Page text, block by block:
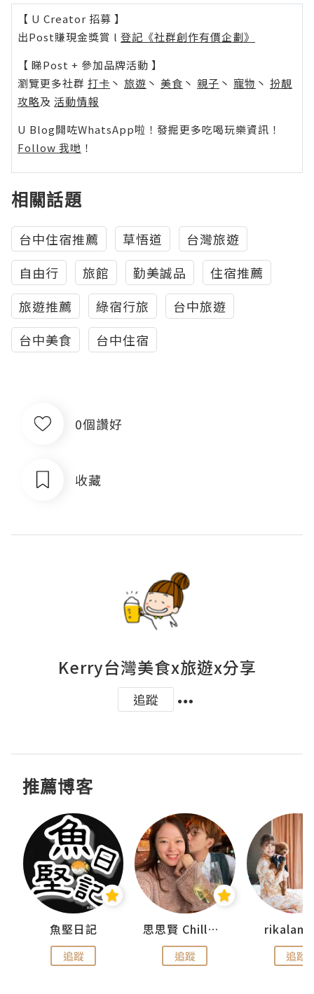
【 U Creator 招募 】
出Post賺現金獎賞 l 登記《社群創作有價企劃》
【 睇Post + 參加品牌活動 】
瀏覽更多社群 打卡 丶 旅遊 丶 美食 丶 親子 丶 寵物 丶 扮靚
攻略及 活動情報
U Blog開咗WhatsApp啦！發掘更多吃喝玩樂資訊！
Follow 我哋 ！
相關話題
台中住宿推薦 草悟道
台灣旅遊
自由行
旅館 勤美誠品
住宿推薦
旅遊推薦
綠宿行旅
台中旅遊
台中美食
台中住宿
0個讚好
收藏
Kerry台灣美食x旅遊x分享
追蹤
推薦博客
魚堅日記
追蹤
思思賢 ChillMyBabe
追蹤 追蹤